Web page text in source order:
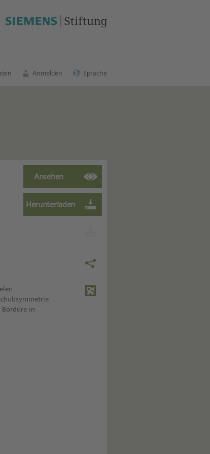
Anmelden Sprache
in